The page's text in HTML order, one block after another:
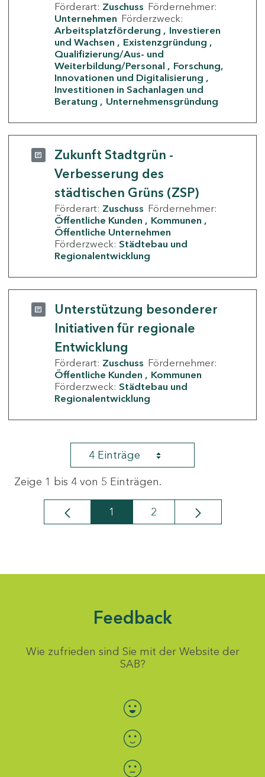
Förderart: Zuschuss Fördernehmer:
Unternehmen Förderzweck:
Arbeitsplatzförderung
Investieren
und Wachsen
Existenzgründung
Qualifizierung/Aus- und
Weiterbildung/Personal
Forschung,
Innovationen und Digitalisierung
Investitionen in Sachanlagen und
Beratung
Unternehmensgründung
Zukunft Stadtgrün -
Verbesserung des
städtischen Grüns (ZSP)
Förderart: Zuschuss Fördernehmer:
Öffentliche Kunden
Kommunen
Öffentliche Unternehmen
Förderzweck: Städtebau und
Regionalentwicklung
Unterstützung besonderer
Initiativen für regionale
Entwicklung
Förderart: Zuschuss Fördernehmer:
Öffentliche Kunden
Kommunen
Förderzweck: Städtebau und
Regionalentwicklung
4 Einträge
Zeige 1 bis 4 von 5 Einträgen.
Seite
1 Seite
2
Feedback
Wie zufrieden sind Sie mit der Website der
SAB?
Bewertung auswählen